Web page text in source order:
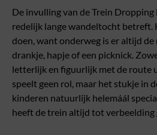
De invulling van de Trein Dropping
redelijk lange wandeltocht betreft.
doen, want onderweg is er altijd
drankje, hapje of een picknick.
letterlijk en figuurlijk met de route
speelt geen rol, maar het stukje in
kinderen natuurlijk helemáál
heeft de trein altijd tot verbeelding